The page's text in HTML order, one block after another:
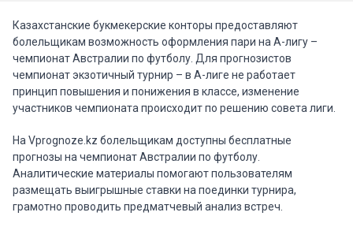
Казахстанские букмекерские конторы предоставляют
болельщикам возможность оформления пари на А-лигу –
чемпионат Австралии по футболу. Для прогнозистов
чемпионат экзотичный турнир – в А-лиге не работает
принцип повышения и понижения в классе, изменение
участников чемпионата происходит по решению совета лиги.
На Vprognoze.kz болельщикам доступны бесплатные
прогнозы на чемпионат Австралии по футболу.
Аналитические материалы помогают пользователям
размещать выигрышные ставки на поединки турнира,
грамотно проводить предматчевый анализ встреч.